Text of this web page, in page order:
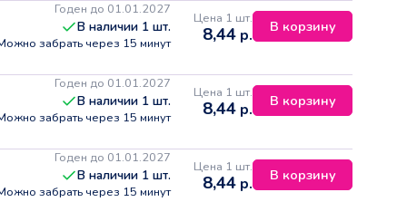
Годен до 01.01.2027
В наличии 1 шт.
забрать через 15 минут
Цена 1 шт.
8,44 р. В корзину
Годен до 01.01.2027
В наличии 1 шт.
забрать через 15 минут
Цена 1 шт.
8,44 р. В корзину
Годен до 01.01.2027
В наличии 1 шт.
забрать через 15 минут
Цена 1 шт.
8,44 р. В корзину